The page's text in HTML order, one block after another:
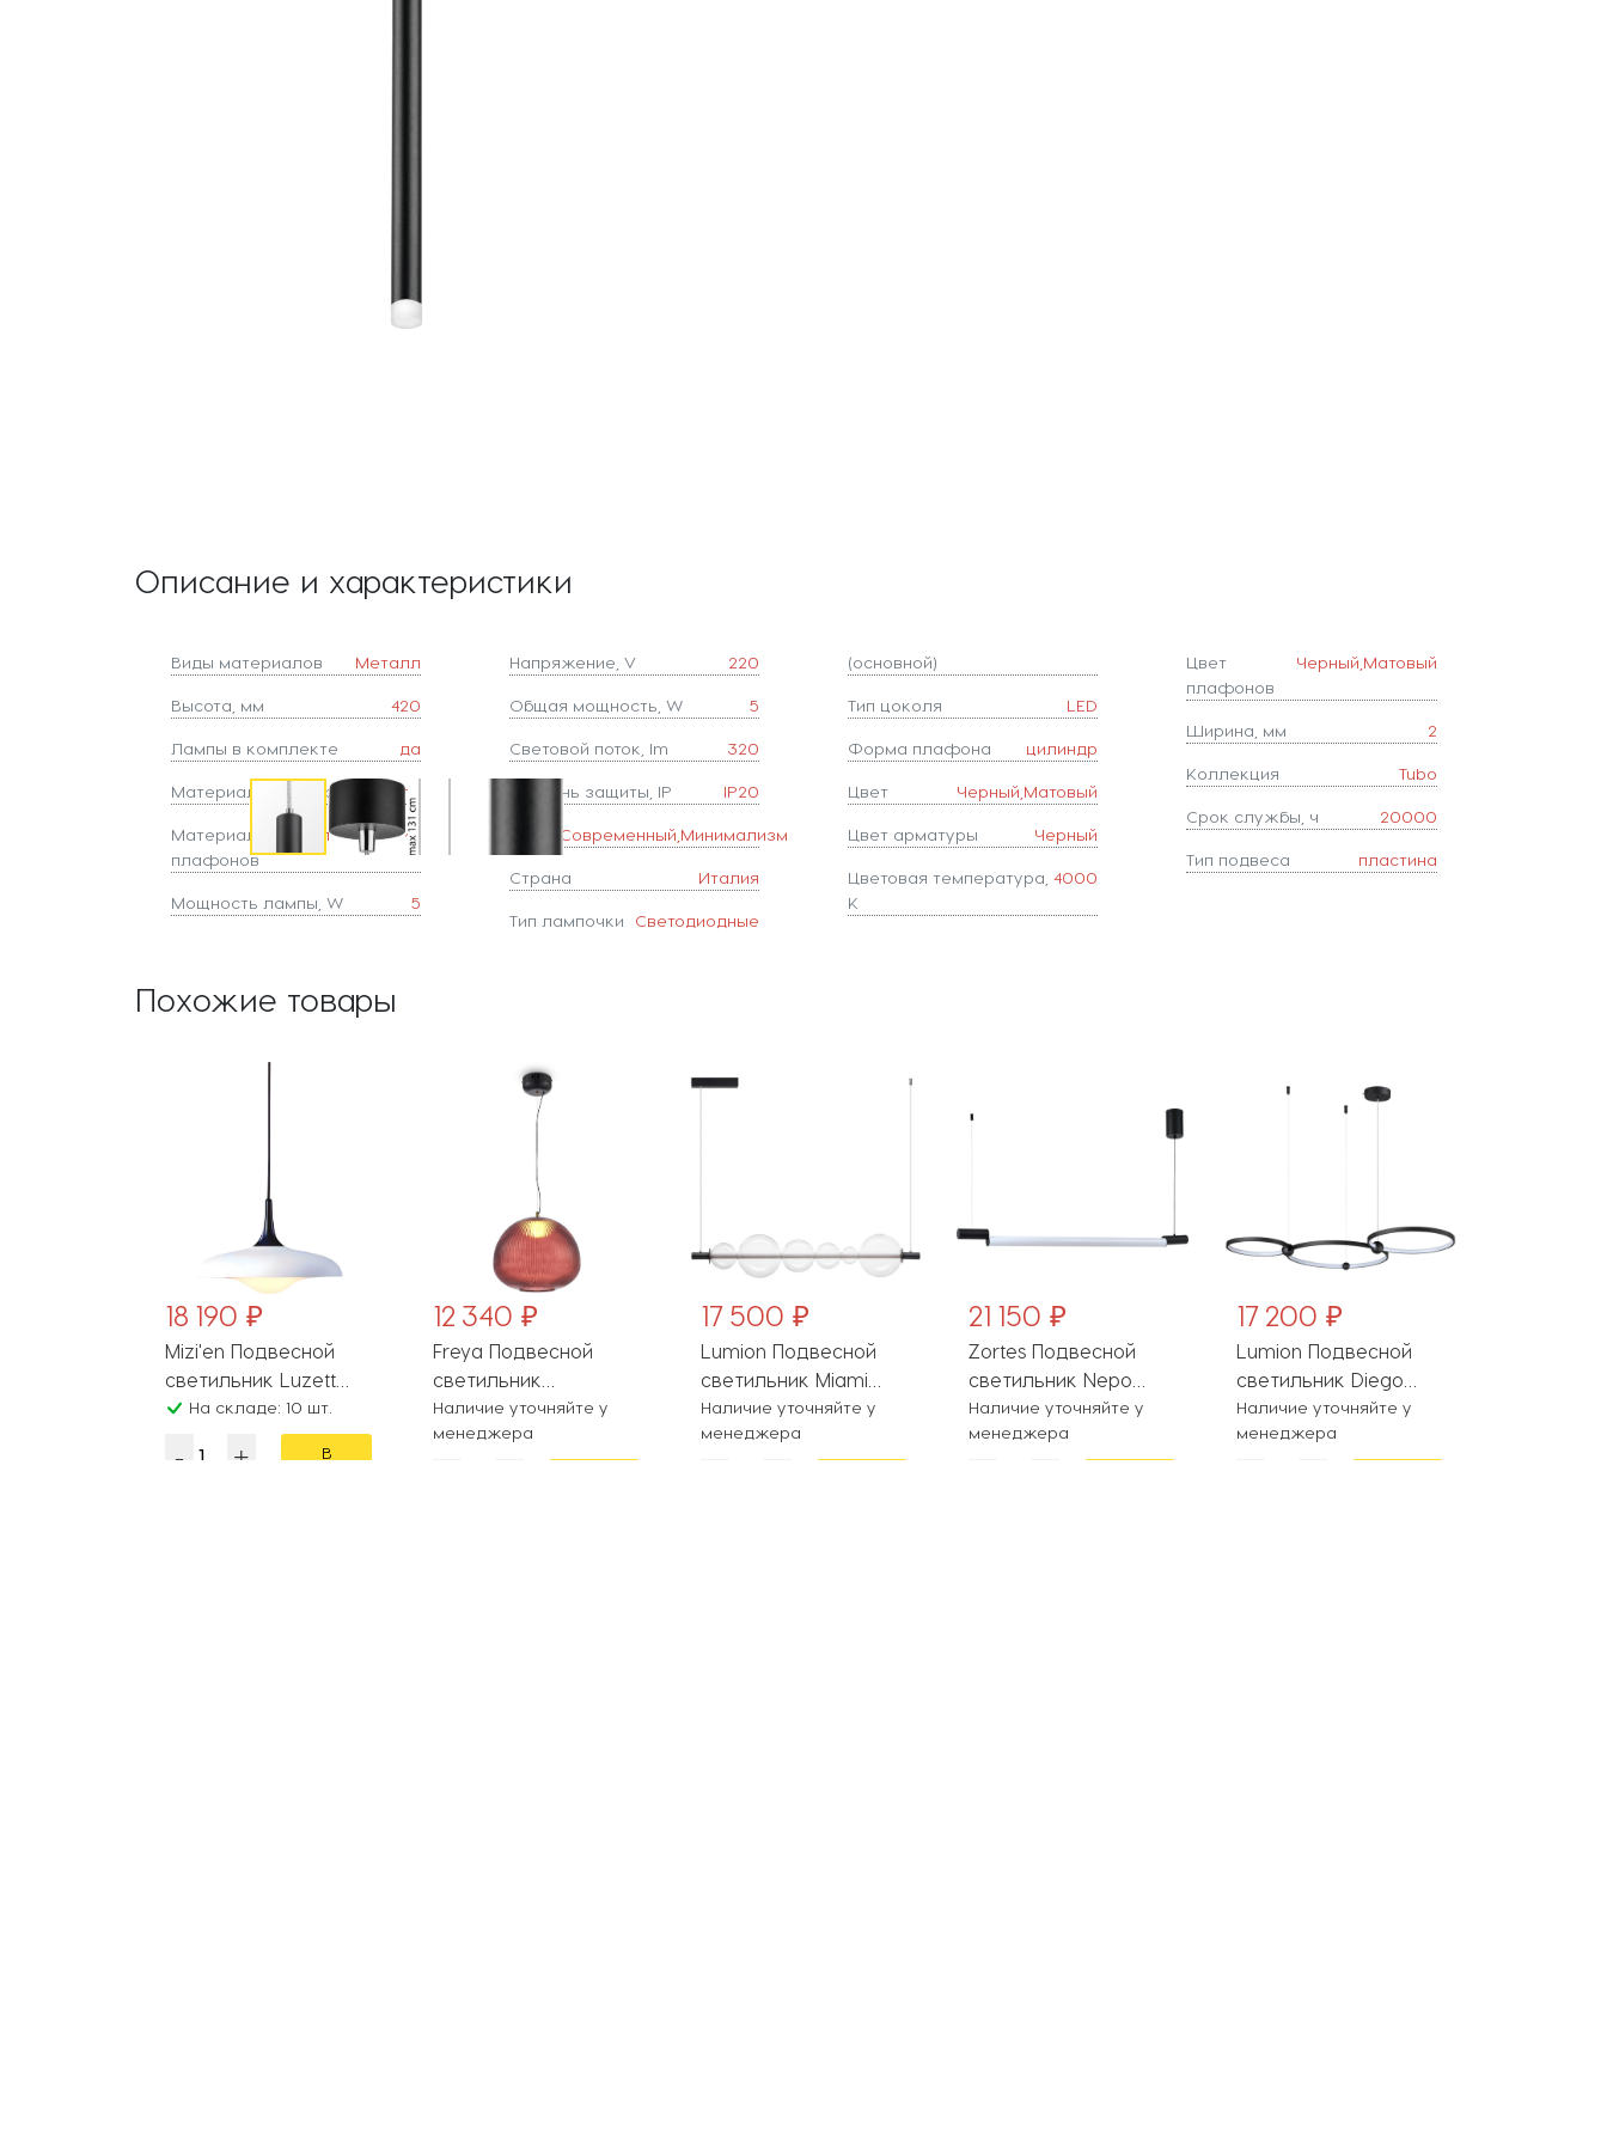
Описание и характеристики
Виды материалов Металл
Высота, мм 420
Лампы в комплекте да
Материал арматуры Металл
Материал
плафонов
Металл,Акрил
Мощность лампы, W 5
Напряжение, V 220
Общая мощность, W 5
Световой поток, lm 320
Степень защиты, IP IP20
Современный,Минимализм
Страна Италия
Тип лампочки
(основной)
Светодиодные
Тип цоколя LED
Форма плафона цилиндр
Цвет Черный,Матовый
Цвет арматуры Черный
Цветовая температура,
K
4000
Цвет
плафонов
Черный,Матовый
Ширина, мм 2
Коллекция Tubo
Срок службы, ч 20000
Тип подвеса пластина
Похожие товары
18 190 ₽
Mizi'en Подвесной
светильник Luzett
MZ46175W
На складе: 10 шт.
В
12 340 ₽
Freya Подвесной
светильник
Enchantment
FR5384PL-L11R
Наличие уточняйте у
менеджера
17 500 ₽
Lumion Подвесной
светильник Miami
5671/13L
Наличие уточняйте у
менеджера
21 150 ₽
Zortes Подвесной
светильник Nepo
ZRS.1888.12
Наличие уточняйте у
менеджера
17 200 ₽
Lumion Подвесной
светильник Diego
6533/85L
Наличие уточняйте у
менеджера